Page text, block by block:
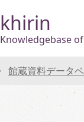
khirin
Knowledgebase
館蔵資料データ